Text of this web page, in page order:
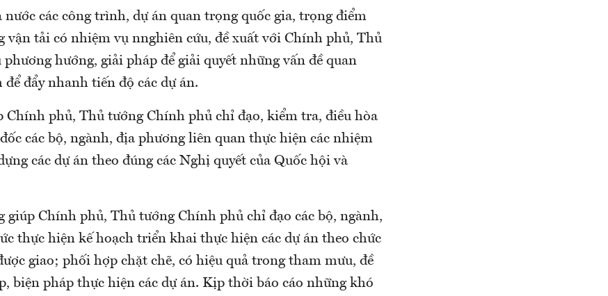
nước các công trình, dự án quan trọng quốc gia, trọng điểm
vận tải có nhiệm vụ nnghiên cứu, đề xuất với Chính phủ, Thủ
hướng, giải pháp để giải quyết những vấn đề quan
đẩy nhanh tiến độ các dự án.
Chính phủ, Thủ tướng Chính phủ chỉ đạo, kiểm tra, điều hòa
các bộ, ngành, địa phương liên quan thực hiện các nhiệm
các dự án theo đúng các Nghị quyết của Quốc hội và
giúp Chính phủ, Thủ tướng Chính phủ chỉ đạo các bộ, ngành,
thực hiện kế hoạch triển khai thực hiện các dự án theo chức
giao; phối hợp chặt chẽ, có hiệu quả trong tham mưu, đề
biện pháp thực hiện các dự án. Kịp thời báo cáo những khó